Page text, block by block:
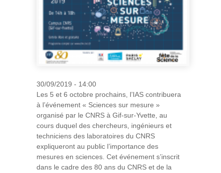
30/09/2019 - 14:00
Les 5 et 6 octobre prochains, l’IAS contribuera
à l’événement « Sciences sur mesure »
organisé par le CNRS à Gif-sur-Yvette, au
cours duquel des chercheurs, ingénieurs et
techniciens des laboratoires du CNRS
expliqueront au public l’importance des
mesures en sciences. Cet événement s’inscrit
dans le cadre des 80 ans du CNRS et de la